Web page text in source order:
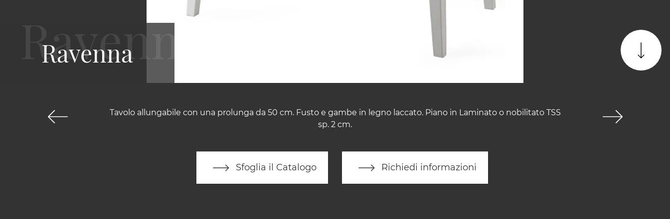
Tavolo allungabile con una prolunga da 50 cm. Fusto e gambe in legno laccato. Piano in Laminato o nobilitato TSS
sp. 2 cm.
Sfoglia il Catalogo Richiedi informazioni
Ravenna